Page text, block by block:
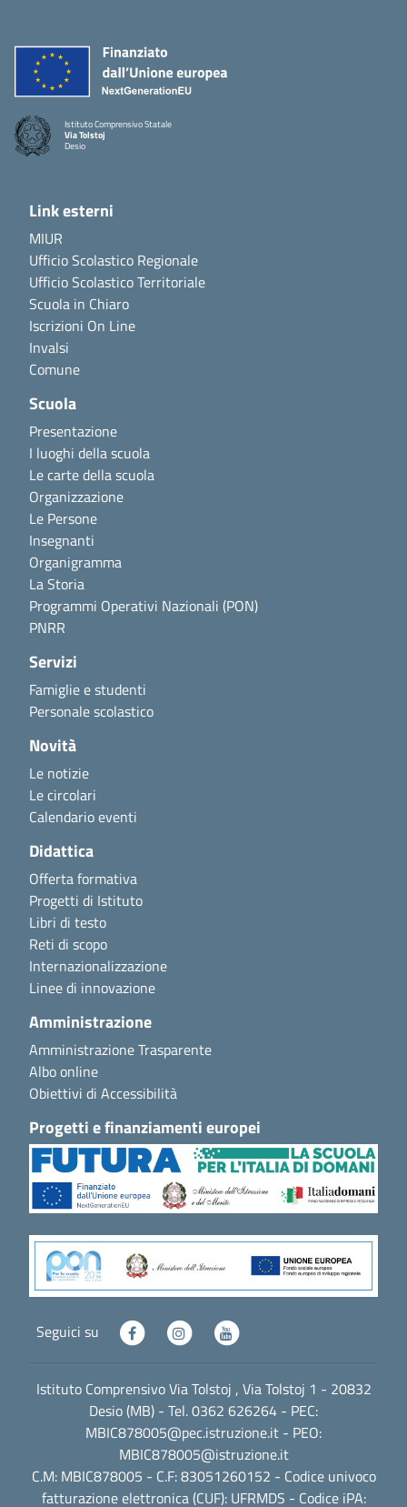
Istituto Comprensivo Statale
Via Tolstoj
Desio
Link esterni
MIUR
Ufficio Scolastico Regionale
Ufficio Scolastico Territoriale
Scuola in Chiaro
Iscrizioni On Line
Invalsi
Comune
Scuola
Presentazione
I luoghi della scuola
Le carte della scuola
Organizzazione
Le Persone
Insegnanti
Organigramma
La Storia
Programmi Operativi Nazionali (PON)
PNRR
Servizi
Famiglie e studenti
Personale scolastico
Novità
Le notizie
Le circolari
Calendario eventi
Didattica
Offerta formativa
Progetti di Istituto
Libri di testo
Reti di scopo
Internazionalizzazione
Linee di innovazione
Amministrazione
Amministrazione Trasparente
Albo online
Obiettivi di Accessibilità
Progetti e finanziamenti europei
Seguici su
Istituto Comprensivo Via Tolstoj , Via Tolstoj 1 - 20832
Desio (MB) - Tel. 0362 626264 - PEC:
MBIC878005@pec.istruzione.it - PEO:
MBIC878005@istruzione.it
C.M: MBIC878005 - C.F: 83051260152 - Codice univoco
fatturazione elettronica (CUF): UFRMDS - Codice iPA: